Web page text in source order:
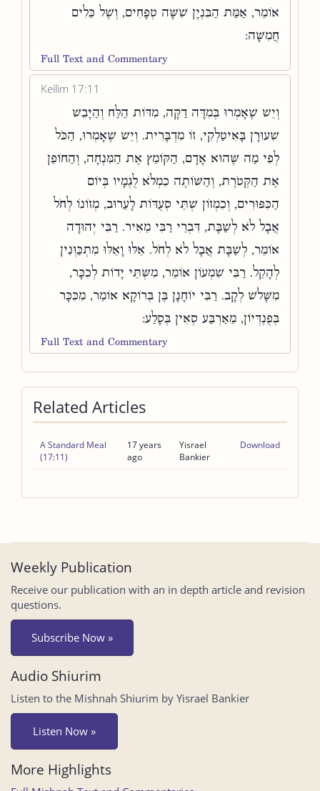
אוֹמֵר, אַמַּת הַבִּנְיָן שִׁשָּׁה טְפָחִים, וְשֶׁל כֵּלִים
חֲמִשָּׁה:
Full Text and Commentary
Keilim 17:11
וְיֵשׁ שֶׁאָמְרוּ בְּמִדָּה דַקָּה, מִדּוֹת הַלַּח וְהַיָּבֵשׁ
שִׁעוּרָן בָּאִיטַלְקִי, זוֹ מִדְבָּרִית. וְיֵשׁ שֶׁאָמְרוּ, הַכֹּל
לְפִי מַה שֶּׁהוּא אָדָם, הַקּוֹמֵץ אֶת הַמִּנְחָה, וְהַחוֹפֵן
אֶת הַקְּטֹרֶת, וְהַשּׁוֹתֶה כִמְלֹא לֻגְמָיו בְּיוֹם
הַכִּפּוּרִים, וְכִמְזוֹן שְׁתֵּי סְעֻדּוֹת לָעֵרוּב, מְזוֹנוֹ לְחֹל
אֲבָל לֹא לְשַׁבָּת, דִּבְרֵי רַבִּי מֵאִיר. רַבִּי יְהוּדָה
אוֹמֵר, לְשַׁבָּת אֲבָל לֹא לְחֹל. אֵלּוּ וָאֵלּוּ מִתְכַּוְּנִין
לְהָקֵל. רַבִּי שִׁמְעוֹן אוֹמֵר, מִשְּׁתֵּי יָדוֹת לְכִכָּר,
מִשָּׁלֹשׁ לְקָב. רַבִּי יוֹחָנָן בֶּן בְּרוֹקָא אוֹמֵר, מִכִּכָּר
בְּפֻנְדְּיוֹן, מֵאַרְבַּע סְאִין בְּסָלַע:
Full Text and Commentary
Related Articles
A Standard Meal
(17:11)
17 years
ago
Yisrael
Bankier
Download
Weekly Publication
Receive our publication with an in depth article and revision
questions.
Subscribe Now »
Audio Shiurim
Listen to the Mishnah Shiurim by Yisrael Bankier
Listen Now »
More Highlights